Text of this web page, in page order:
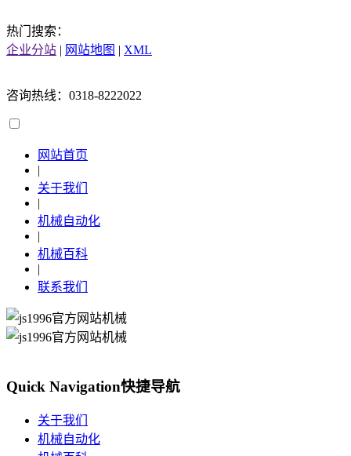
热门搜索：
企业分站 | 网站地图 | XML
咨询热线：0318-8222022
网站首页
|
关于我们
|
机械自动化
|
机械百科
|
联系我们
Quick Navigation快捷导航
关于我们
机械自动化